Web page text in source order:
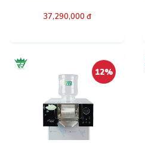
37,290,000 đ
12%